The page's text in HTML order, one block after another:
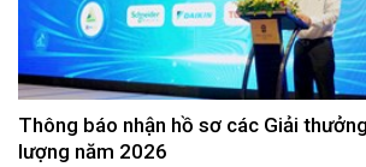
Thông báo nhận hồ sơ các Giải
lượng năm 2026